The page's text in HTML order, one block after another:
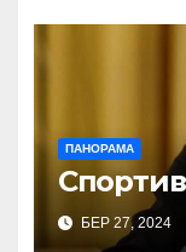
ПАНОРАМА
БЕР 27, 2024